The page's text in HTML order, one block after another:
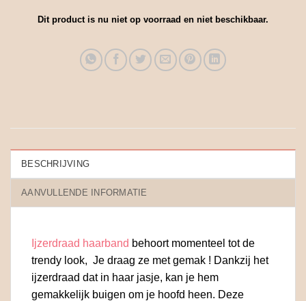
Dit product is nu niet op voorraad en niet beschikbaar.
BESCHRIJVING
AANVULLENDE INFORMATIE
Ijzerdraad haarband behoort momenteel tot de
trendy look, Je draag ze met gemak ! Dankzij het
ijzerdraad dat in haar jasje, kan je hem
gemakkelijk buigen om je hoofd heen. Deze